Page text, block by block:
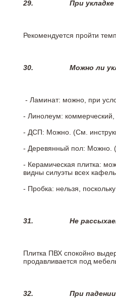
29. При
Рекомендуется пройти
30. Можно ли
- Ламинат: можно, при
- Линолеум:
- ДСП: Можно. (См.
- Деревянный пол: Можно.
- Керамическая плитка:
видны силуэты всех
- Пробка: нельзя,
31. Не
Плитка ПВХ спокойно
продавливается под
32. При